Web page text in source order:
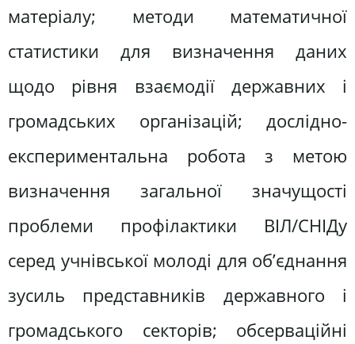
матеріалу; методи математичної
статистики для визначення даних
щодо рівня взаємодії державних і
громадських організацій; дослідно-
експериментальна робота з метою
визначення загальної значущості
проблеми профілактики ВІЛ/СНІДу
серед учнівської молоді для об’єднання
зусиль представників державного і
громадського секторів; обсерваційні